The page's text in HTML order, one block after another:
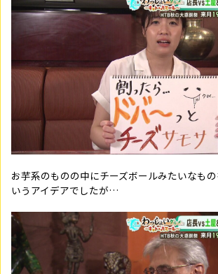
お芋系のものの中にチーズボールみたいなも
いうアイデアでしたが…